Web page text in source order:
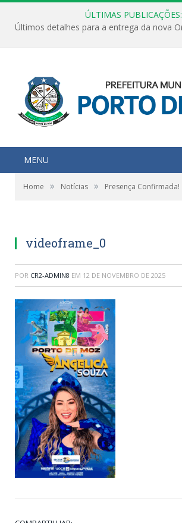
ÚLTIMAS PUBLICAÇÕES:
MENU
Home » Notícias » Presença Confirmada!
videoframe_0
POR CR2-ADMIN8 EM 12 DE NOVEMBRO DE 2025